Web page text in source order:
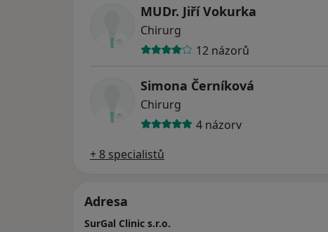
MUDr. Jiří Vokurka
Chirurg
12 názorů
Simona Černíková
Chirurg
4 názory
+ 8 specialistů
Adresa
SurGal Clinic s.r.o.